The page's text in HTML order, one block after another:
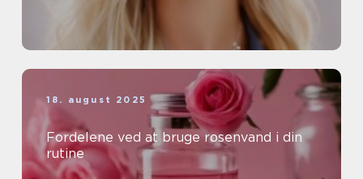
18. august 2025
Fordelene ved at bruge rosenvand i din
rutine